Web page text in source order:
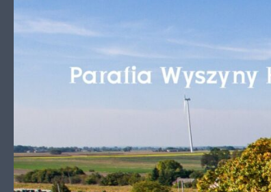
Przejdź do treści